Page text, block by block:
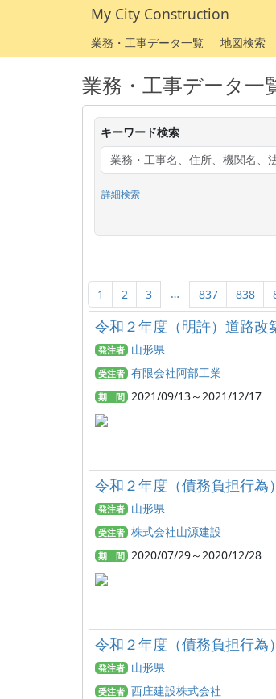
My City Construction
業務・工事データ一覧
地図検索
業務・工事データ一
キーワード検索
詳細検索
1 2 3 … 837 838
令和２年度（明許）道路
発注者 山形県
受注者 有限会社阿部工業
期 間 2021/09/13～2021/12/17
令和２年度（債務負担行
発注者 山形県
受注者 株式会社山源建設
期 間 2020/07/29～2020/12/28
令和２年度（債務負担行
発注者 山形県
受注者 西庄建設株式会社